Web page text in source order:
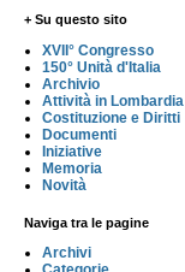
+ Su questo sito
XVII° Congresso
150° Unità d'Italia
Archivio
Attività in Lombardia
Costituzione e Diritti
Documenti
Iniziative
Memoria
Novità
Naviga tra le pagine
Archivi